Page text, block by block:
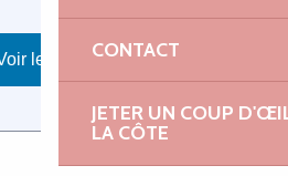
CONTACT
JETER UN COUP
LA CÔTE